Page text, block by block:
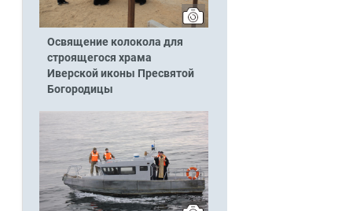
Освящение колокола для
строящегося храма
Иверской иконы Пресвятой
Богородицы